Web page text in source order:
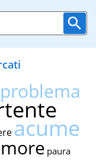
problema
acume
paura